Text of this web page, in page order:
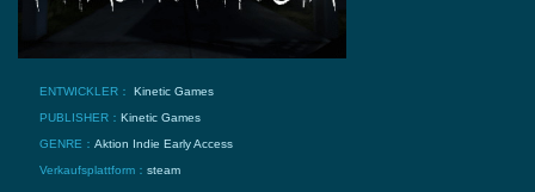
ENTWICKLER： Kinetic Games
PUBLISHER： Kinetic Games
GENRE： Aktion Indie Early Access
Verkaufsplattform： steam